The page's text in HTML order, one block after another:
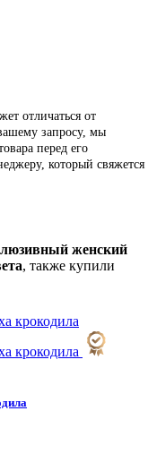
отличаться от
запросу, мы
перед его
который свяжется
женский
, также купили